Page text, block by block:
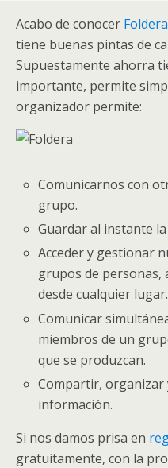
Acabo de conocer Foldera
tiene buenas pintas de
Supuestamente ahorra
importante, permite
organizador permite:
Comunicarnos con
grupo.
Guardar al instante
Acceder y gestionar
grupos de personas,
desde cualquier lugar.
Comunicar
miembros de un
que se produzcan.
Compartir, organizar
información.
Si nos damos prisa en
gratuitamente, con la